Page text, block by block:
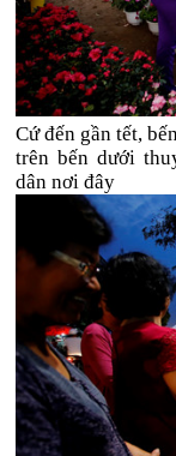
Cứ đến gần tết,
trên bến dưới
dân nơi đây